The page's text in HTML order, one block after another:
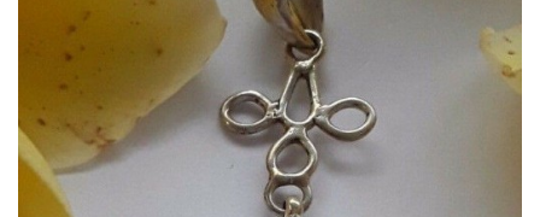
Dans mon panier